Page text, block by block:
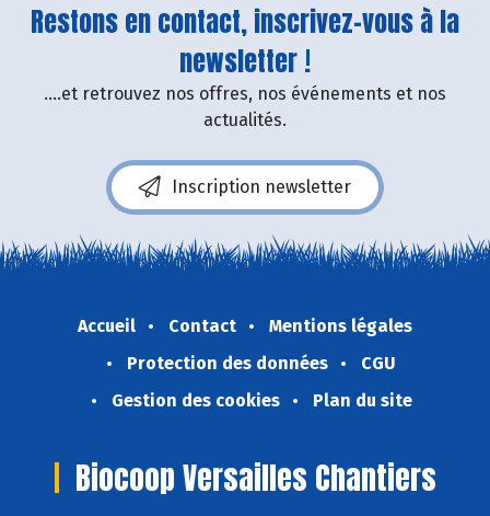
Restons en contact, inscrivez-vous à la
newsletter !
....et retrouvez nos offres, nos événements et nos
actualités.
Inscription newsletter
Accueil Contact
Mentions légales
Protection des données
CGU
Gestion des cookies
Plan du site
Biocoop Versailles Chantiers